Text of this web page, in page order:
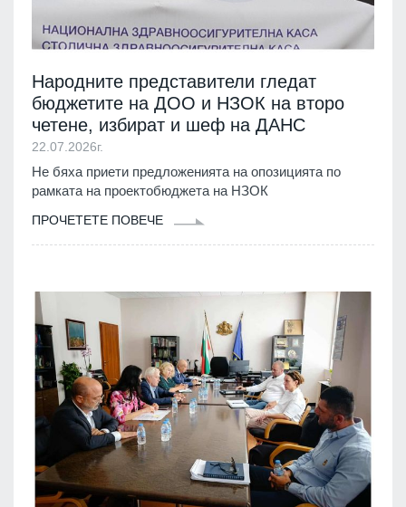
Народните представители гледат
бюджетите на ДОО и НЗОК на второ
четене, избират и шеф на ДАНС
22.07.2026г.
Не бяха приети предложенията на опозицията по
рамката на проектобюджета на НЗОК
ПРОЧЕТЕТЕ ПОВЕЧЕ